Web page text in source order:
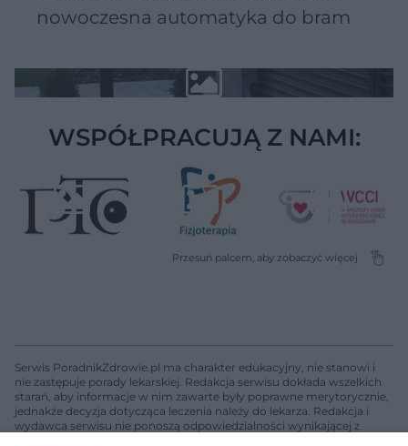
nowoczesna automatyka do bram
WSPÓŁPRACUJĄ Z NAMI:
Serwis PoradnikZdrowie.pl ma charakter edukacyjny, nie stanowi i
nie zastępuje porady lekarskiej. Redakcja serwisu dokłada wszelkich
starań, aby informacje w nim zawarte były poprawne merytorycznie,
jednakże decyzja dotycząca leczenia należy do lekarza. Redakcja i
wydawca serwisu nie ponoszą odpowiedzialności wynikającej z